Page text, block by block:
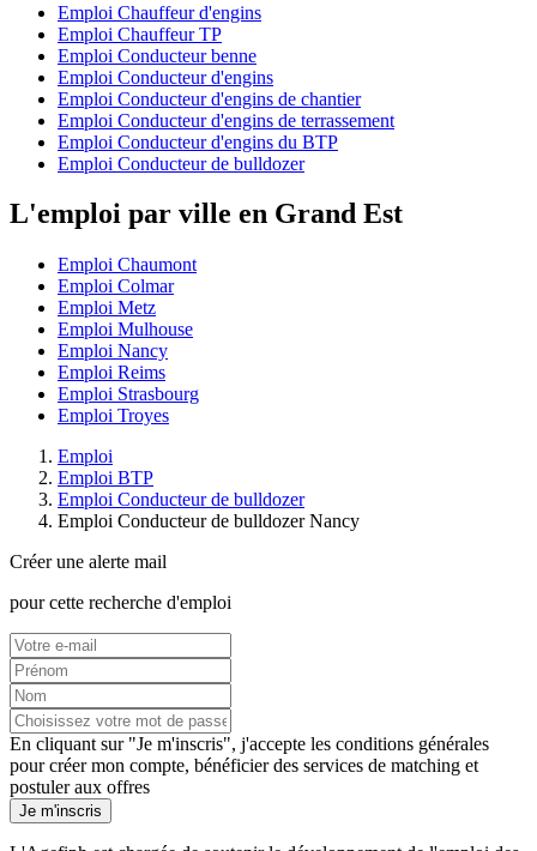
Emploi Chauffeur d'engins
Emploi Chauffeur TP
Emploi Conducteur benne
Emploi Conducteur d'engins
Emploi Conducteur d'engins de chantier
Emploi Conducteur d'engins de terrassement
Emploi Conducteur d'engins du BTP
Emploi Conducteur de bulldozer
L'emploi par ville en Grand Est
Emploi Chaumont
Emploi Colmar
Emploi Metz
Emploi Mulhouse
Emploi Nancy
Emploi Reims
Emploi Strasbourg
Emploi Troyes
Emploi
Emploi BTP
Emploi Conducteur de bulldozer
Emploi Conducteur de bulldozer Nancy
Créer une alerte mail
pour cette recherche d'emploi
En cliquant sur "Je m'inscris", j'accepte les conditions générales
pour créer mon compte, bénéficier des services de matching et
postuler aux offres
Je m'inscris